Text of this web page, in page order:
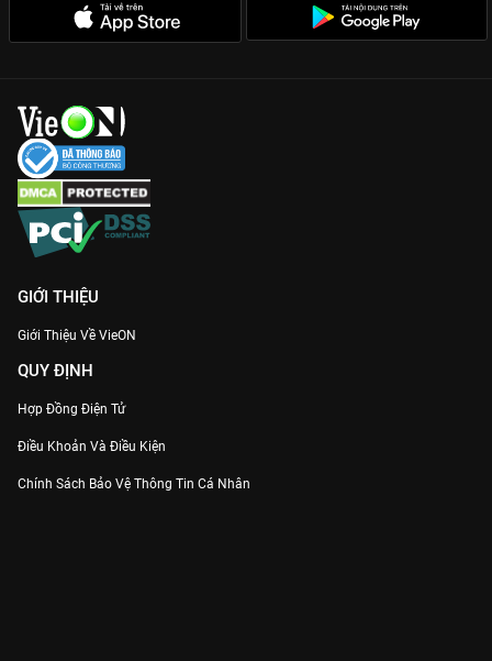
GIỚI THIỆU
Giới Thiệu Về VieON
QUY ĐỊNH
Hợp Đồng Điện Tử
Điều Khoản Và Điều Kiện
Chính Sách Bảo Vệ Thông Tin Cá Nhân